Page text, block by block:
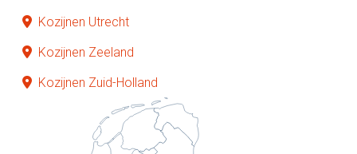
Kozijnen Utrecht
Kozijnen Zeeland
Kozijnen Zuid-Holland